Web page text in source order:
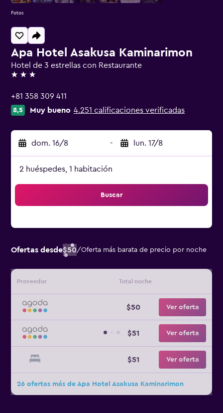
Apa Hotel Asakusa Kaminarimon
Hotel de 3 estrellas con Restaurante
3 estrellas
+81 358 309 411
8,5 Muy bueno 4.251 calificaciones verificadas
dom. 16/8 - lun. 17/8
2 huéspedes, 1 habitación
Buscar
Ofertas desde$50/Oferta más barata de precio por noche
Proveedor Total noche
$50 Ver oferta
$51 Ver oferta
$51 Ver oferta
26 ofertas más de Apa Hotel Asakusa Kaminarimon
Fotos